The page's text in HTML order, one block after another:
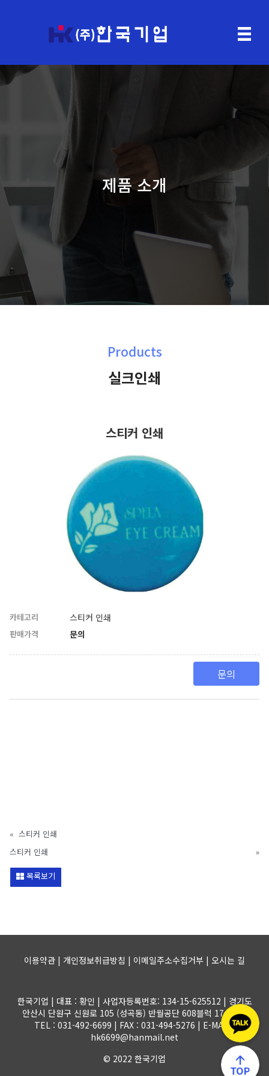
제품 소개
Products
실크인쇄
스티커 인쇄
카테고리 스티커 인쇄
판매가격
문의
« 스티커 인쇄
스티커 인쇄
»
목록보기
이용약관 | 개인정보취급방침 | 이메일주소수집거부 | 오시는 길
한국기업 | 대표 : 황인 | 사업자등록번호: 134-15-625512 | 경기도
안산시 단원구 신원로 105 (성곡동) 반월공단 608블럭 17-1롯트
TEL : 031-492-6699 | FAX : 031-494-5276 | E-MAIL :
hk6699@hanmail.net
© 2022 한국기업